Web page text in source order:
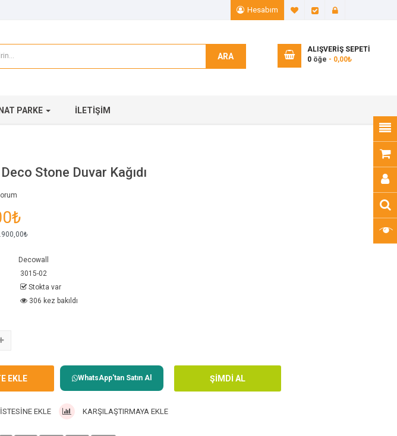
Hesabım A. Listem (0)
Ödeme
ARA
ALIŞVERIŞ SEPETI
0 öğe - 0,00₺
PARKE İLETIŞIM
Deco Stone Duvar Kağıdı
Decowall
3015-02
Stokta var
306 kez bakıldı
WhatsApp'tan Satın Al
EKLE KARŞILAŞTIRMAYA EKLE